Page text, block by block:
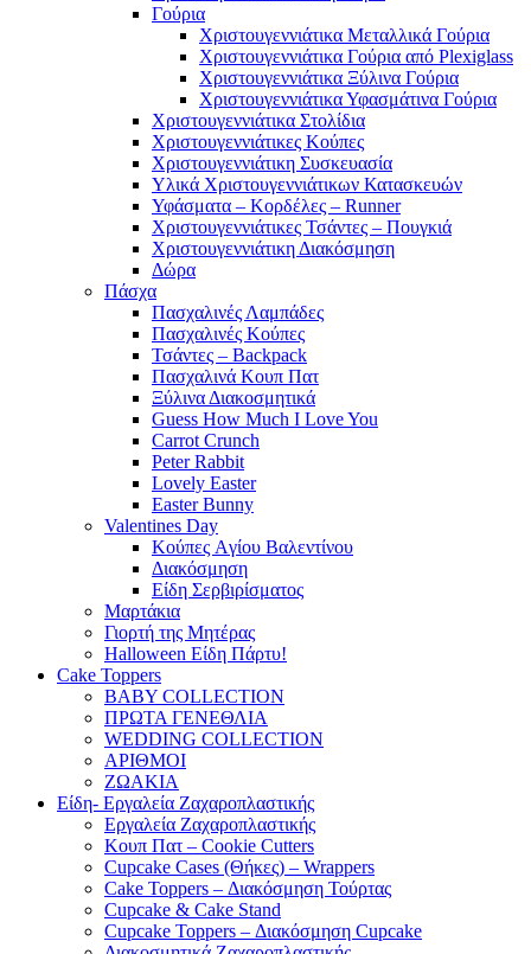
Γούρια
Χριστουγεννιάτικα Μεταλλικά Γούρια
Χριστουγεννιάτικα Γούρια από Plexiglass
Χριστουγεννιάτικα Ξύλινα Γούρια
Χριστουγεννιάτικα Υφασμάτινα Γούρια
Χριστουγεννιάτικα Στολίδια
Χριστουγεννιάτικες Κούπες
Χριστουγεννιάτικη Συσκευασία
Υλικά Χριστουγεννιάτικων Κατασκευών
Υφάσματα – Κορδέλες – Runner
Χριστουγεννιάτικες Τσάντες – Πουγκιά
Χριστουγεννιάτικη Διακόσμηση
Δώρα
Πάσχα
Πασχαλινές Λαμπάδες
Πασχαλινές Κούπες
Τσάντες – Backpack
Πασχαλινά Κουπ Πατ
Ξύλινα Διακοσμητικά
Guess How Much I Love You
Carrot Crunch
Peter Rabbit
Lovely Easter
Easter Bunny
Valentines Day
Κούπες Aγίου Βαλεντίνου
Διακόσμηση
Είδη Σερβιρίσματος
Μαρτάκια
Γιορτή της Μητέρας
Halloween Είδη Πάρτυ!
Cake Toppers
BABY COLLECTION
ΠΡΩΤΑ ΓΕΝΕΘΛΙΑ
WEDDING COLLECTION
ΑΡΙΘΜΟΙ
ΖΩΑΚΙΑ
Είδη- Εργαλεία Ζαχαροπλαστικής
Εργαλεία Ζαχαροπλαστικής
Κουπ Πατ – Cookie Cutters
Cupcake Cases (Θήκες) – Wrappers
Cake Toppers – Διακόσμηση Τούρτας
Cupcake & Cake Stand
Cupcake Toppers – Διακόσμηση Cupcake